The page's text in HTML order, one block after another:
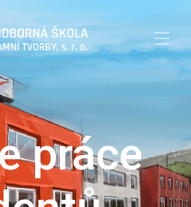
práce